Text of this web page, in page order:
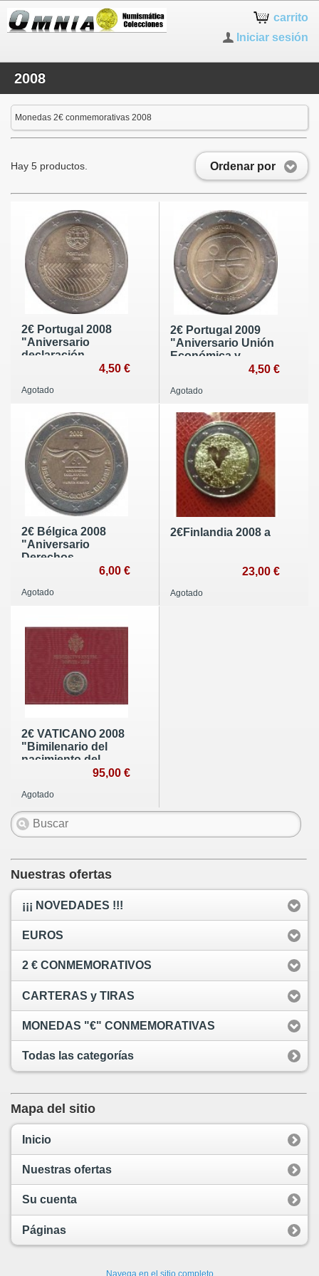
carrito
Iniciar sesión
2008
Monedas 2€ conmemorativas 2008
Ordenar por
Hay 5 productos.
2€ Portugal 2008
"Aniversario
declaración
4,50 €
Agotado
2€ Portugal 2009
"Aniversario Unión
Económica y
4,50 €
Agotado
2€ Bélgica 2008
"Aniversario
Derechos
6,00 €
Agotado
2€Finlandia 2008 a
23,00 €
Agotado
2€ VATICANO 2008
"Bimilenario del
nacimiento del
Apóstol San Pablo"
95,00 €
Agotado
Nuestras ofertas
¡¡¡ NOVEDADES !!!
EUROS
2 € CONMEMORATIVOS
CARTERAS y TIRAS
MONEDAS "€" CONMEMORATIVAS
Todas las categorías
Mapa del sitio
Inicio
Nuestras ofertas
Su cuenta
Páginas
Navega en el sitio completo